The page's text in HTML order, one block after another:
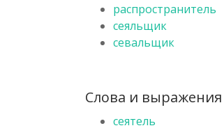
распространитель
сеяльщик
севальщик
Слова и выражения
сеятель